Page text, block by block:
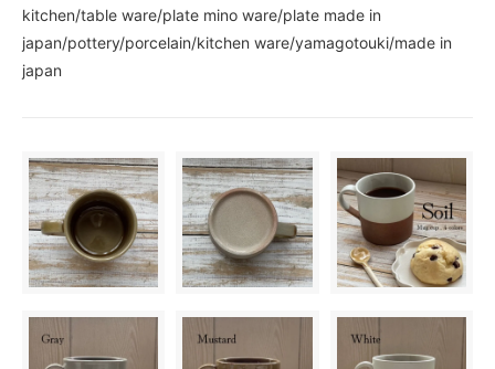
kitchen/table ware/plate mino ware/plate made in
japan/pottery/porcelain/kitchen ware/yamagotouki/made in
japan